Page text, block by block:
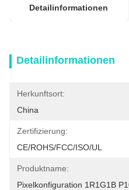
Detailinformationen
Detailinformationen
Herkunftsort:
China
Zertifizierung:
CE/ROHS/FCC/ISO/UL
Produktname:
Pixelkonfiguration 1R1G1B